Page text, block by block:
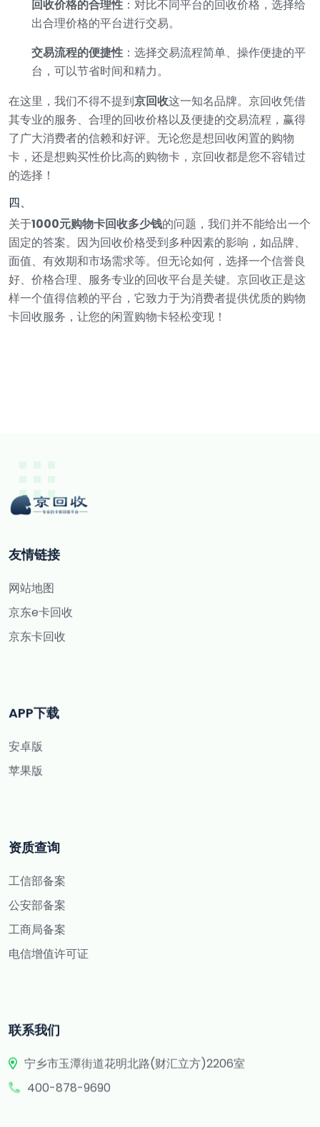
回收价格的合理性 ：对比不同平台的回收价格，选择给
出合理价格的平台进行交易。
交易流程的便捷性 ：选择交易流程简单、操作便捷的平
台，可以节省时间和精力。
在这里，我们不得不提到京回收这一知名品牌。京回收凭借
其专业的服务、合理的回收价格以及便捷的交易流程，赢得
了广大消费者的信赖和好评。无论您是想回收闲置的购物
卡，还是想购买性价比高的购物卡，京回收都是您不容错过
的选择！
四、
关于1000元购物卡回收多少钱的问题，我们并不能给出一个
固定的答案。因为回收价格受到多种因素的影响，如品牌、
面值、有效期和市场需求等。但无论如何，选择一个信誉良
好、价格合理、服务专业的回收平台是关键。京回收正是这
样一个值得信赖的平台，它致力于为消费者提供优质的购物
卡回收服务，让您的闲置购物卡轻松变现！
友情链接
网站地图
京东e卡回收
京东卡回收
APP下载
安卓版
苹果版
资质查询
工信部备案
公安部备案
工商局备案
电信增值许可证
联系我们
宁乡市玉潭街道花明北路(财汇立方)2206室
400-878-9690